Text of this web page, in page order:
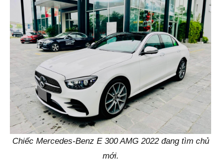
Chiếc Mercedes-Benz E 300 AMG 2022 đang tìm chủ
mới.